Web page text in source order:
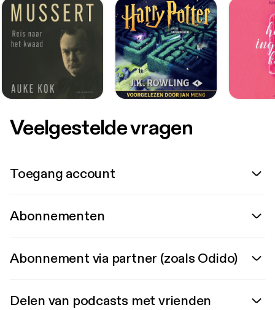
Veelgestelde vragen
Toegang account
Abonnementen
Abonnement via partner (zoals Odido)
Delen van podcasts met vrienden